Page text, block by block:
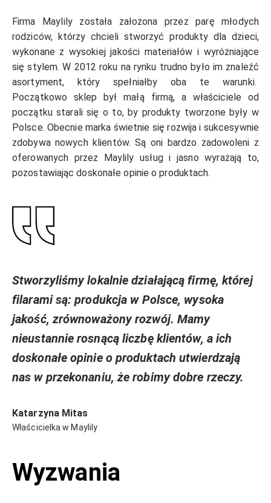
Firma Maylily została założona przez parę młodych
rodziców, którzy chcieli stworzyć produkty dla dzieci,
wykonane z wysokiej jakości materiałów i wyróżniające
się stylem. W 2012 roku na rynku trudno było im znaleźć
asortyment, który spełniałby oba te warunki.
Początkowo sklep był małą firmą, a właściciele od
początku starali się o to, by produkty tworzone były w
Polsce. Obecnie marka świetnie się rozwija i sukcesywnie
zdobywa nowych klientów. Są oni bardzo zadowoleni z
oferowanych przez Maylily usług i jasno wyrażają to,
pozostawiając doskonałe opinie o produktach.
Stworzyliśmy lokalnie działającą firmę, której
filarami są: produkcja w Polsce, wysoka
jakość, zrównoważony rozwój. Mamy
nieustannie rosnącą liczbę klientów, a ich
doskonałe opinie o produktach utwierdzają
nas w przekonaniu, że robimy dobre rzeczy.
Katarzyna Mitas
Właścicielka w Maylily
Wyzwania